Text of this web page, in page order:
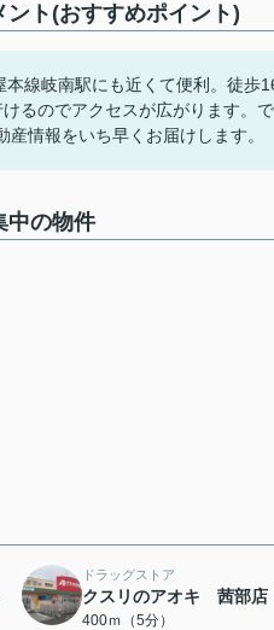
ト(おすすめポイント)
線岐南駅にも近くて便利。徒歩
るのでアクセスが広がります。
情報をいち早くお届けします。
の物件
ドラッグストア
クスリのアオキ 茜部店
400ｍ（5分）